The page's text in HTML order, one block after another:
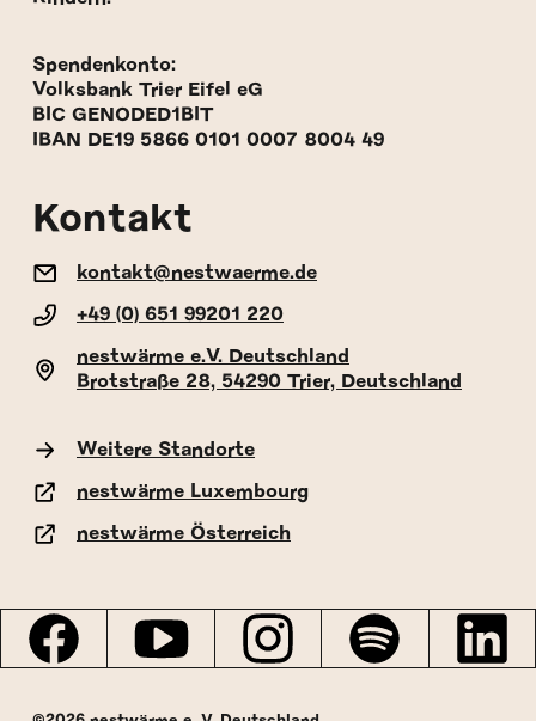
Spendenkonto:
Volksbank Trier Eifel eG
BIC GENODED1BIT
IBAN DE19 5866 0101 0007 8004 49
Kontakt
kontakt@nestwaerme.de
+49 (0) 651 99201 220
nestwärme e.V. Deutschland
Brotstraße 28, 54290 Trier, Deutschland
Weitere Standorte
nestwärme Luxembourg
nestwärme Österreich